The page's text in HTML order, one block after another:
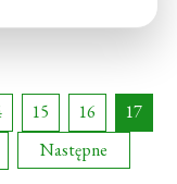
15 16
17
Następne